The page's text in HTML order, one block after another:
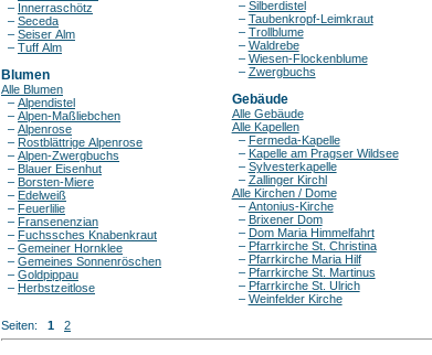
– Innerraschötz
– Seceda
– Seiser Alm
– Tuff Alm
Blumen
Alle Blumen
– Alpendistel
– Alpen-Maßliebchen
– Alpenrose
– Rostblättrige Alpenrose
– Alpen-Zwergbuchs
– Blauer Eisenhut
– Borsten-Miere
– Edelweiß
– Feuerlilie
– Fransenenzian
– Fuchssches Knabenkraut
– Gemeiner Hornklee
– Gemeines Sonnenröschen
– Goldpippau
– Herbstzeitlose
– Silberdistel
– Taubenkropf-Leimkraut
– Trollblume
– Waldrebe
– Wiesen-Flockenblume
– Zwergbuchs
Gebäude
Alle Gebäude
Alle Kapellen
– Fermeda-Kapelle
– Kapelle am Pragser Wildsee
– Sylvesterkapelle
– Zallinger Kirchl
Alle Kirchen / Dome
– Antonius-Kirche
– Brixener Dom
– Dom Maria Himmelfahrt
– Pfarrkirche St. Christina
– Pfarrkirche Maria Hilf
– Pfarrkirche St. Martinus
– Pfarrkirche St. Ulrich
– Weinfelder Kirche
Seiten: 1 2